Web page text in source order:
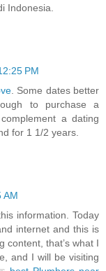
Indonesia.
PM
. Some dates better
to purchase a
a dating
for 1 1/2 years.
AM
information. Today
internet and this is
content, that’s what I
and I will be visiting